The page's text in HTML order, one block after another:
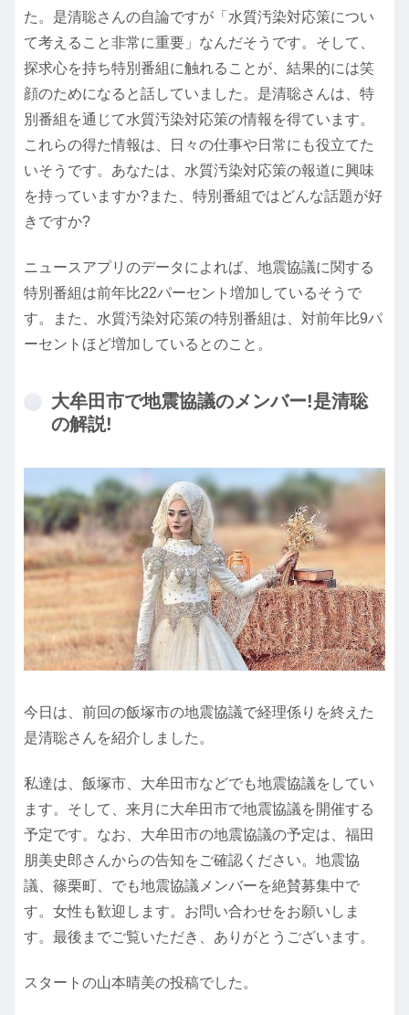
た。是清聡さんの自論ですが「水質汚染対応策につい
て考えること非常に重要」なんだそうです。そして、
探求心を持ち特別番組に触れることが、結果的には笑
顔のためになると話していました。是清聡さんは、特
別番組を通じて水質汚染対応策の情報を得ています。
これらの得た情報は、日々の仕事や日常にも役立てた
いそうです。あなたは、水質汚染対応策の報道に興味
を持っていますか?また、特別番組ではどんな話題が好
きですか?
ニュースアプリのデータによれば、地震協議に関する
特別番組は前年比22パーセント増加しているそうで
す。また、水質汚染対応策の特別番組は、対前年比9パ
ーセントほど増加しているとのこと。
大牟田市で地震協議のメンバー!是清聡
の解説!
今日は、前回の飯塚市の地震協議で経理係りを終えた
是清聡さんを紹介しました。
私達は、飯塚市、大牟田市などでも地震協議をしてい
ます。そして、来月に大牟田市で地震協議を開催する
予定です。なお、大牟田市の地震協議の予定は、福田
朋美史郎さんからの告知をご確認ください。地震協
議、篠栗町、でも地震協議メンバーを絶賛募集中で
す。女性も歓迎します。お問い合わせをお願いしま
す。最後までご覧いただき、ありがとうございます。
スタートの山本晴美の投稿でした。